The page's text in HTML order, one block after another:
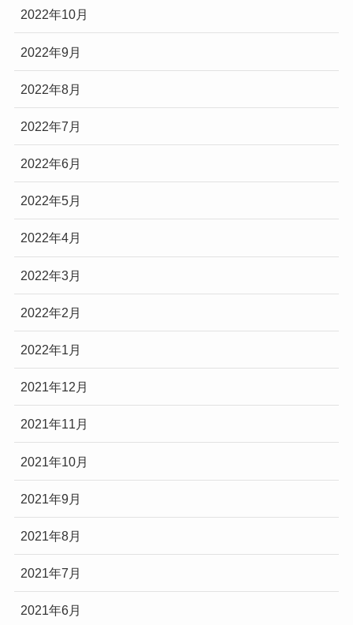
2022年10月
2022年9月
2022年8月
2022年7月
2022年6月
2022年5月
2022年4月
2022年3月
2022年2月
2022年1月
2021年12月
2021年11月
2021年10月
2021年9月
2021年8月
2021年7月
2021年6月